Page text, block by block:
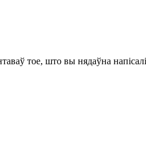
тое, што вы нядаўна